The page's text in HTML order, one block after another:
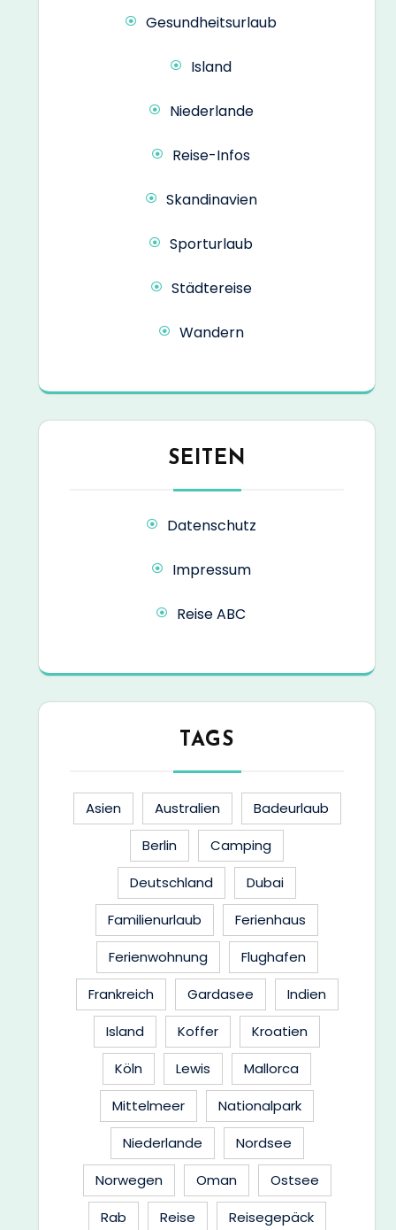
Gesundheitsurlaub
Island
Niederlande
Reise-Infos
Skandinavien
Sporturlaub
Städtereise
Wandern
SEITEN
Datenschutz
Impressum
Reise ABC
TAGS
Asien Australien
Badeurlaub
Berlin
Camping
Deutschland
Dubai
Familienurlaub
Ferienhaus
Ferienwohnung
Flughafen
Frankreich
Gardasee
Indien
Island
Koffer
Kroatien
Köln
Lewis
Mallorca
Mittelmeer
Nationalpark
Niederlande
Nordsee
Norwegen
Oman
Ostsee
Rab
Reise
Reisegepäck